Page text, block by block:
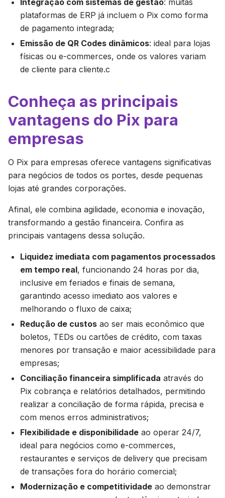
Integração com sistemas de gestão: muitas
plataformas de ERP já incluem o Pix como forma
de pagamento integrada;
Emissão de QR Codes dinâmicos: ideal para lojas
físicas ou e-commerces, onde os valores variam
de cliente para cliente.c
Conheça as principais
vantagens do Pix para
empresas
O Pix para empresas oferece vantagens significativas
para negócios de todos os portes, desde pequenas
lojas até grandes corporações.
Afinal, ele combina agilidade, economia e inovação,
transformando a gestão financeira. Confira as
principais vantagens dessa solução.
Liquidez imediata com pagamentos processados
em tempo real, funcionando 24 horas por dia,
inclusive em feriados e finais de semana,
garantindo acesso imediato aos valores e
melhorando o fluxo de caixa;
Redução de custos ao ser mais econômico que
boletos, TEDs ou cartões de crédito, com taxas
menores por transação e maior acessibilidade para
empresas;
Conciliação financeira simplificada através do
Pix cobrança e relatórios detalhados, permitindo
realizar a conciliação de forma rápida, precisa e
com menos erros administrativos;
Flexibilidade e disponibilidade ao operar 24/7,
ideal para negócios como e-commerces,
restaurantes e serviços de delivery que precisam
de transações fora do horário comercial;
Modernização e competitividade ao demonstrar